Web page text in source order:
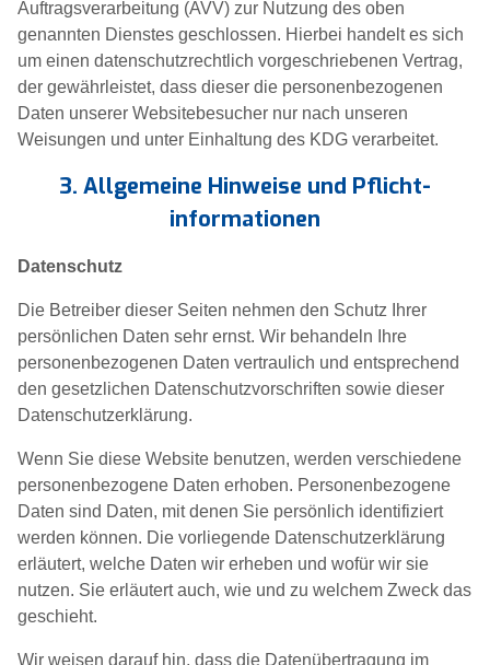
Auftragsverarbeitung (AVV) zur Nutzung des oben
genannten Dienstes geschlossen. Hierbei handelt es sich
um einen datenschutzrechtlich vorgeschriebenen Vertrag,
der gewährleistet, dass dieser die personenbezogenen
Daten unserer Websitebesucher nur nach unseren
Weisungen und unter Einhaltung des KDG verarbeitet.
3. Allgemeine Hinweise und Pflicht­
informationen
Datenschutz
Die Betreiber dieser Seiten nehmen den Schutz Ihrer
persönlichen Daten sehr ernst. Wir behandeln Ihre
personenbezogenen Daten vertraulich und entsprechend
den gesetzlichen Datenschutzvorschriften sowie dieser
Datenschutzerklärung.
Wenn Sie diese Website benutzen, werden verschiedene
personenbezogene Daten erhoben. Personenbezogene
Daten sind Daten, mit denen Sie persönlich identifiziert
werden können. Die vorliegende Datenschutzerklärung
erläutert, welche Daten wir erheben und wofür wir sie
nutzen. Sie erläutert auch, wie und zu welchem Zweck das
geschieht.
Wir weisen darauf hin, dass die Datenübertragung im